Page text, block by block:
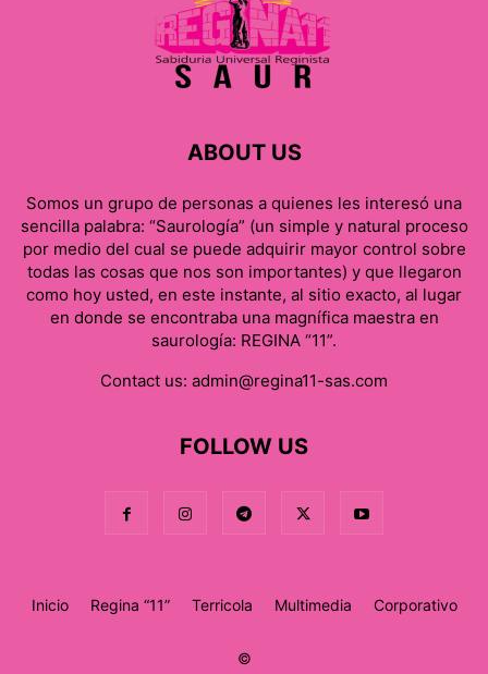
ABOUT US
Somos un grupo de personas a quienes les interesó una
sencilla palabra: “Saurología” (un simple y natural proceso
por medio del cual se puede adquirir mayor control sobre
todas las cosas que nos son importantes) y que llegaron
como hoy usted, en este instante, al sitio exacto, al lugar
en donde se encontraba una magnífica maestra en
saurología: REGINA “11”.
Contact us: admin@regina11-sas.com
FOLLOW US
Inicio Regina “11” Terricola Multimedia Corporativo
©